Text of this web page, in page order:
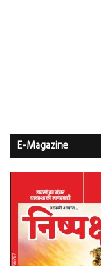
E-Magazine